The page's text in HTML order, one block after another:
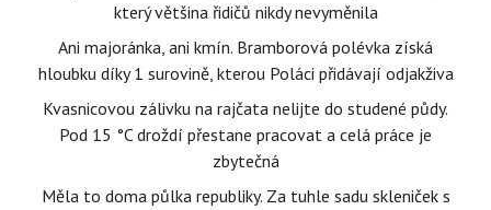
který většina řidičů nikdy nevyměnila
Ani majoránka, ani kmín. Bramborová polévka získá
hloubku díky 1 surovině, kterou Poláci přidávají odjakživa
Kvasnicovou zálivku na rajčata nelijte do studené půdy.
Pod 15 °C droždí přestane pracovat a celá práce je
zbytečná
Měla to doma půlka republiky. Za tuhle sadu skleniček s